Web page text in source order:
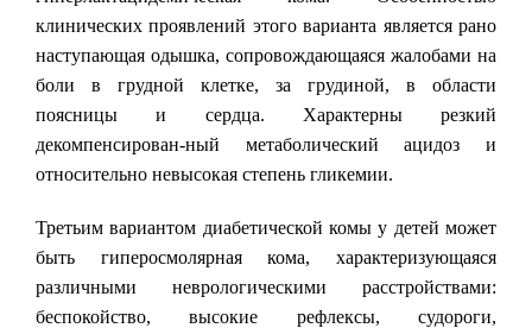
клинических проявлений этого варианта является рано
наступающая одышка, сопровождающаяся жалобами на
боли в грудной клетке, за грудиной, в области
поясницы и сердца. Характерны резкий
декомпенсирован-ный метаболический ацидоз и
относительно невысокая степень гликемии.
Третьим вариантом диабетической комы у детей может
быть гиперосмолярная кома, характеризующаяся
различными неврологическими расстройствами:
беспокойство, высокие рефлексы, судороги,